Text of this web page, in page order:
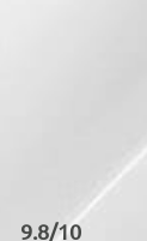
9.8/10